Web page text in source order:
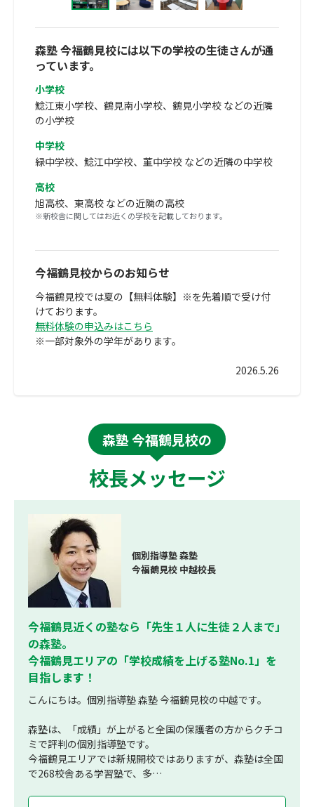
森塾 今福鶴見校には以下の学校の生徒さんが通
っています。
小学校
鯰江東小学校、鶴見南小学校、鶴見小学校 などの近隣
の小学校
中学校
緑中学校、鯰江中学校、菫中学校 などの近隣の中学校
高校
旭高校、東高校 などの近隣の高校
※新校舎に関してはお近くの学校を記載しております。
今福鶴見校からのお知らせ
今福鶴見校では夏の【無料体験】※を先着順で受け付
けております。
無料体験の申込みはこちら
※一部対象外の学年があります。
2026.5.26
森塾 今福鶴見校の
校長メッセージ
個別指導塾 森塾
今福鶴見校 中越校長
今福鶴見近くの塾なら「先生１人に生徒２人まで」
の森塾。
今福鶴見エリアの「学校成績を上げる塾No.1」を
目指します！
こんにちは。個別指導塾 森塾 今福鶴見校の中越です。
森塾は、「成績」が上がると全国の保護者の方からクチコ
ミで評判の個別指導塾です。
今福鶴見エリアでは新規開校ではありますが、森塾は全国
で268校舎ある学習塾で、多…